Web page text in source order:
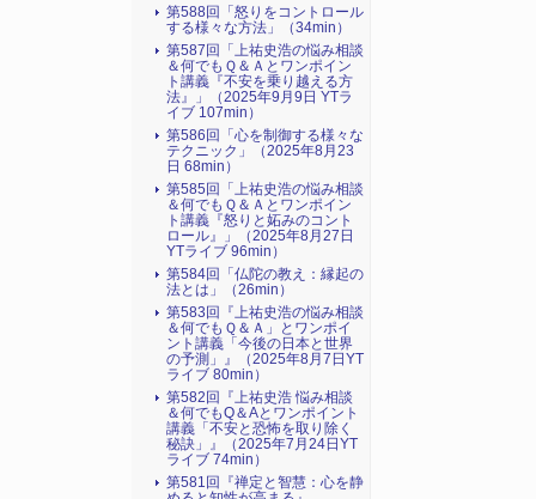
第588回「怒りをコントロール
する様々な方法」（34min）
第587回「上祐史浩の悩み相談
＆何でもＱ＆Ａとワンポイン
ト講義『不安を乗り越える方
法』​」（2025年9月9日 YTラ
イブ 107min）
第586回「心を制御する様々な
テクニック」（2025年8月23
日 68min）
第585回「上祐史浩の悩み相談
＆何でもＱ＆Ａとワンポイン
ト講義『怒りと妬みのコント
ロール』​」（2025年8月27日
YTライブ 96min）
第584回「仏陀の教え：縁起の
法とは」（26min）
第583回『上祐史浩の悩み相談
＆何でもＱ＆Ａ」とワンポイ
ント講義「今後の日本と世界
の予測」』（2025年8月7日YT
ライブ 80min）
第582回『上祐史浩 悩み相談
＆何でもQ＆Aとワンポイント
講義「不安と恐怖を取り除く
秘訣」』（2025年7月24日YT
ライブ 74min）
第581回『禅定と智慧：心を静